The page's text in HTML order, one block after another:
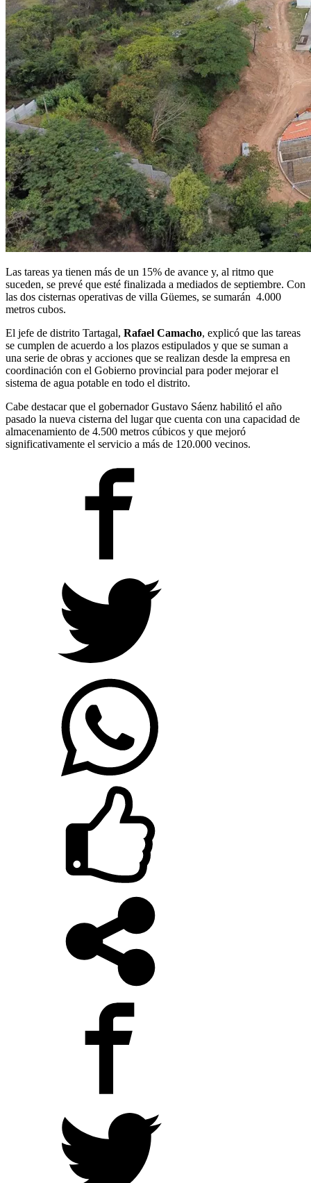
Las tareas ya tienen más de un 15% de avance y, al ritmo que
suceden, se prevé que esté finalizada a mediados de septiembre. Con
las dos cisternas operativas de villa Güemes, se sumarán 4.000
metros cubos.
El jefe de distrito Tartagal, Rafael Camacho, explicó que las tareas
se cumplen de acuerdo a los plazos estipulados y que se suman a
una serie de obras y acciones que se realizan desde la empresa en
coordinación con el Gobierno provincial para poder mejorar el
sistema de agua potable en todo el distrito.
Cabe destacar que el gobernador Gustavo Sáenz habilitó el año
pasado la nueva cisterna del lugar que cuenta con una capacidad de
almacenamiento de 4.500 metros cúbicos y que mejoró
significativamente el servicio a más de 120.000 vecinos.